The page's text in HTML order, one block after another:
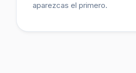
aparezcas el primero.